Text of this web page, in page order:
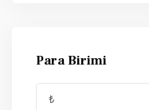
Para Birimi
₺